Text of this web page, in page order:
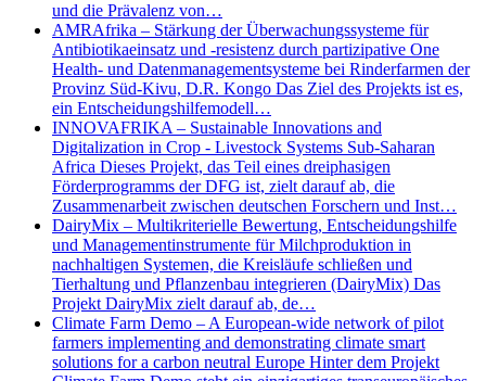
und die Prävalenz von…
AMRAfrika – Stärkung der Überwachungssysteme für
Antibiotikaeinsatz und -resistenz durch partizipative One
Health- und Datenmanagementsysteme bei Rinderfarmen der
Provinz Süd-Kivu, D.R. Kongo Das Ziel des Projekts ist es,
ein Entscheidungshilfemodell…
INNOVAFRIKA – Sustainable Innovations and
Digitalization in Crop - Livestock Systems Sub-Saharan
Africa Dieses Projekt, das Teil eines dreiphasigen
Förderprogramms der DFG ist, zielt darauf ab, die
Zusammenarbeit zwischen deutschen Forschern und Inst…
DairyMix – Multikriterielle Bewertung, Entscheidungshilfe
und Managementinstrumente für Milchproduktion in
nachhaltigen Systemen, die Kreisläufe schließen und
Tierhaltung und Pflanzenbau integrieren (DairyMix) Das
Projekt DairyMix zielt darauf ab, de…
Climate Farm Demo – A European-wide network of pilot
farmers implementing and demonstrating climate smart
solutions for a carbon neutral Europe Hinter dem Projekt